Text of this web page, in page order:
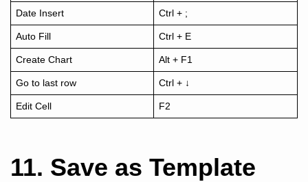
Date Insert Ctrl + ;
Auto Fill Ctrl + E
Create Chart Alt + F1
Go to last row Ctrl + ↓
Edit Cell F2
11. Save as Template